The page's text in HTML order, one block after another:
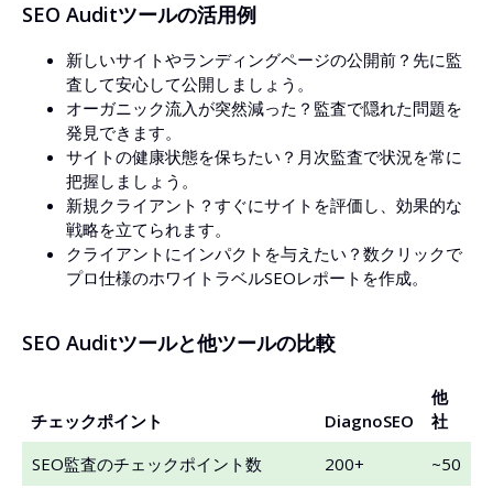
SEO Auditツールの活用例
新しいサイトやランディングページの公開前？先に監
査して安心して公開しましょう。
オーガニック流入が突然減った？監査で隠れた問題を
発見できます。
サイトの健康状態を保ちたい？月次監査で状況を常に
把握しましょう。
新規クライアント？すぐにサイトを評価し、効果的な
戦略を立てられます。
クライアントにインパクトを与えたい？数クリックで
プロ仕様のホワイトラベルSEOレポートを作成。
SEO Auditツールと他ツールの比較
チェックポイント DiagnoSEO
他
社
SEO監査のチェックポイント数
200+ ~50